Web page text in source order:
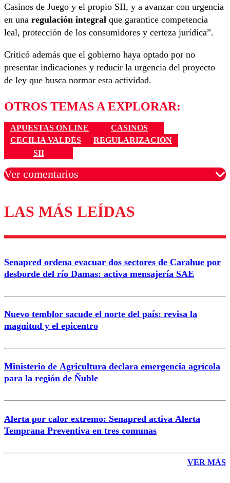
Casinos de Juego y el propio SII, y a avanzar con urgencia
en una regulación integral que garantice competencia
leal, protección de los consumidores y certeza jurídica”.
Criticó además que el gobierno haya optado por no
presentar indicaciones y reducir la urgencia del proyecto
de ley que busca normar esta actividad.
OTROS TEMAS A EXPLORAR:
APUESTAS ONLINE
CASINOS
CECILIA VALDÉS
REGULARIZACIÓN
SII
Ver comentarios
Los comentarios son moderados para garantizar un
diálogo respetuoso.
Correo
LAS MÁS LEÍDAS
Senapred ordena evacuar dos sectores de Carahue por
desborde del río Damas: activa mensajería SAE
Nuevo temblor sacude el norte del país: revisa la
magnitud y el epicentro
Ministerio de Agricultura declara emergencia agrícola
para la región de Ñuble
Alerta por calor extremo: Senapred activa Alerta
Temprana Preventiva en tres comunas
VER MÁS